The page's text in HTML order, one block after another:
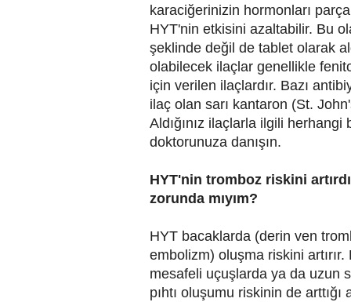
karaciğerinizin hormonları
HYT'nin etkisini azaltabilir. Bu
şeklinde değil de tablet olarak
olabilecek ilaçlar genellikle
için verilen ilaçlardır. Bazı
ilaç olan sarı kantaron (St.
Aldığınız ilaçlarla ilgili
doktorunuza danışın.
HYT'nin tromboz riskini
zorunda mıyım?
HYT bacaklarda (derin ven
embolizm) oluşma riskini
mesafeli uçuşlarda ya da uzun
pıhtı oluşumu riskinin de